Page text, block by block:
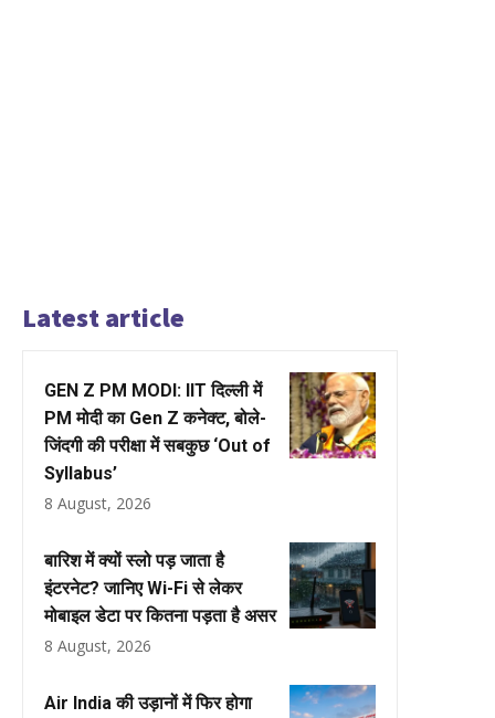
Latest article
GEN Z PM MODI: IIT दिल्ली में
PM मोदी का Gen Z कनेक्ट, बोले-
जिंदगी की परीक्षा में सबकुछ ‘Out of
Syllabus’
8 August, 2026
बारिश में क्यों स्लो पड़ जाता है
इंटरनेट? जानिए Wi-Fi से लेकर
मोबाइल डेटा पर कितना पड़ता है असर
8 August, 2026
Air India की उड़ानों में फिर होगा